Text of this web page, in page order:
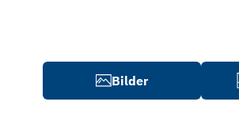
Bilder